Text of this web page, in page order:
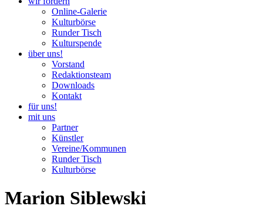
Online-Galerie
Kulturbörse
Runder Tisch
Kulturspende
über uns!
Vorstand
Redaktionsteam
Downloads
Kontakt
für uns!
mit uns
Partner
Künstler
Vereine/Kommunen
Runder Tisch
Kulturbörse
Marion Siblewski